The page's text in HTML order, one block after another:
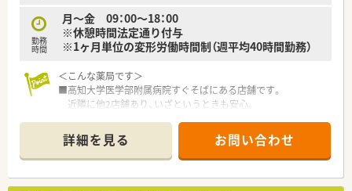
勤務
時間
月～金 09：00～18：00
※休憩時間法定通り付与
※1ヶ月単位の変形労働時間制（週平均40時間勤務）
＜こんな薬局です＞
■高知大学医学部附属病院すぐそばにある店舗です。
近隣に他2店舗あり、いざというときも安心。
広々とした駐車場、ピンクの看板が目印です。
■お隣の敷地にはコンビニもありお昼休みやお帰りの際に立ち
寄ることもでき便利。
■薬剤師3名在籍、管理薬剤師は女性です。
詳細を見る お問い合わせ